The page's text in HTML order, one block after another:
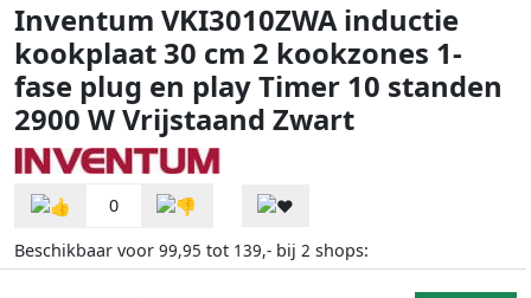
Inventum VKI3010ZWA inductie
kookplaat 30 cm 2 kookzones 1-
fase plug en play Timer 10 standen
2900 W Vrijstaand Zwart
0
Beschikbaar voor 99,95 tot 139,- bij 2 shops: